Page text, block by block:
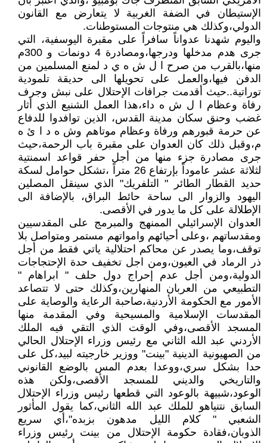
الإستيطان في الضفة الغربية لا يتعارض مع القانون
الدولي،وكذلك هي منتوجات المستوطنات.
واليوم شهدنا عدواناً سافراً على مقبرة اليوسفية، التي
جرى هدم مدخلها ودرجها،ومصادرة 4 دونمات و 300م
منها،بالقرب من صرح ا ل ش ه ي د لمنع المسلمين من
الدفن فيها،والعمل على تحويلها الى حديقة تلمودية
توراتية..حيث أقدمت جرافات الإحتلال على نبش وجرف
رفاة وعظام ا ل ش ه داء،هذا العمل الشنيع الذي أثار
غضب وحنق سكان مدينة القدس، الذين توافدوا للدفاع
عن حرمة قبورهم ورفاة وعظام موتاهم وش ه د ا ئ ه
م،وقبل ذلك كان العدوان على مقبرة باب الرحمة،حيث
جرى مصادرة جزء منها من أجل حفر قواعد اسمنتية
لثلاثة عشر عاموداً بإرتفاع 26 متراً ،تشكل حوامل لسكة
حديد القطار الطائر " التلفريك" الذي سينقل المصلين
اليهود والزوار الى ساحة حائط البراق، بالإضافة الى
الإطلالة على كل ما يدور في الأقصى.
العدوان الإسرائيلي الممنهج والمبرمج على المقدسيين
ومقدساتهم ،وعلى أحيائهم وامواتهم مستمر ومتواصل بلا
توقف،وما يصدر عن محاكم احتلالية ياتي فقط من أجل
ذر الرماد في العيون،ومن اجل تخفيف حدة الإحتجاجات
الدولية،ومن أجل عدم إحراج دول حلف " ابراهام "
التطبيعي من العربان المنهارين،وكذلك حتى لا تتصاعد
الأمور مع الحكومة الأردنية،صاحبة الرعاية والوصاية على
المقدسات الإسلامية والمسيحية وفي المقدمة منها
المسجد الأقصى،وفي الوقت الذي التقي فيه الملك
الأردني عبد الله الثاني مع رئيس وزراء الإحتلال الحالي
من الصهيونية الدينية "بينت" ووزير خارجيته لبيد،كل على
حدا بشكل سري،ووعدا بعدم المس بالوضع القانوني
والتاريخي والديني للمسجد الأقصى،ولكن هذه
الوعود،شبيهة بالوعود التي قطعها رئيس وزراء الإحتلال
السابق نتنياهو للملك عبد الله الثاني،كما يقول المأثور
الشعبي " كلام الليل مدهون بزبده"،أي سريع
الذوبان،فقادة حكومة الإحتلال من بينت رئيس وزراء